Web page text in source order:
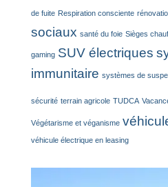
de fuite Respiration consciente
sociaux santé du foie Sièges
gaming SUV électriques
immunitaire systèmes de
sécurité terrain agricole TUDCA
Végétarisme et véganisme
véhicule électrique en leasing